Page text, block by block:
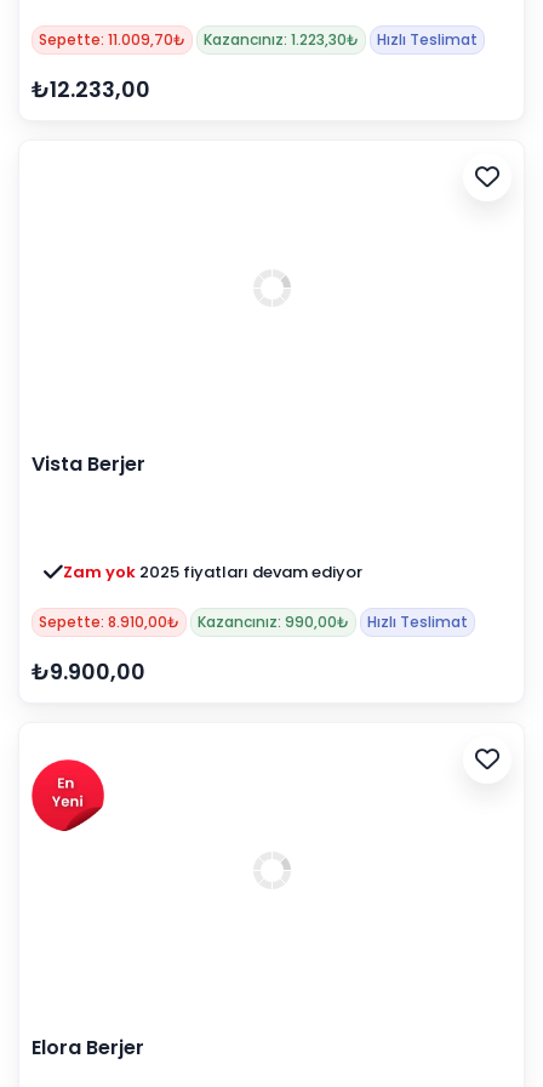
Sepette: 11.009,70₺ Kazancınız: 1.223,30₺ Hızlı Teslimat
₺12.233,00
Vista Berjer
Zam yok 2025 fiyatları devam ediyor
Sepette: 8.910,00₺ Kazancınız: 990,00₺ Hızlı Teslimat
₺9.900,00
Elora Berjer